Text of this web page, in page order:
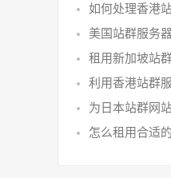
如何处理香港
美国站群服务
租用新加坡站
利用香港站群
为日本站群网
怎么租用合适